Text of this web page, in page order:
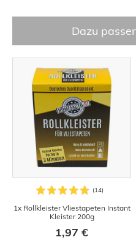
Dazu
1x Rollkleister Vliestapeten Instant
Kleister 200g
1,97 €